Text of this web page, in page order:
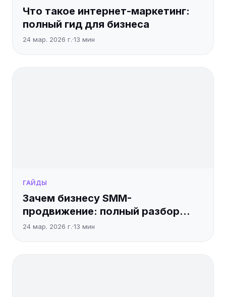
Что такое интернет-маркетинг:
полный гид для бизнеса
24 мар. 2026 г.·13 мин
ГАЙДЫ
Зачем бизнесу SMM-
продвижение: полный разбор
задач и выгод
24 мар. 2026 г.·13 мин